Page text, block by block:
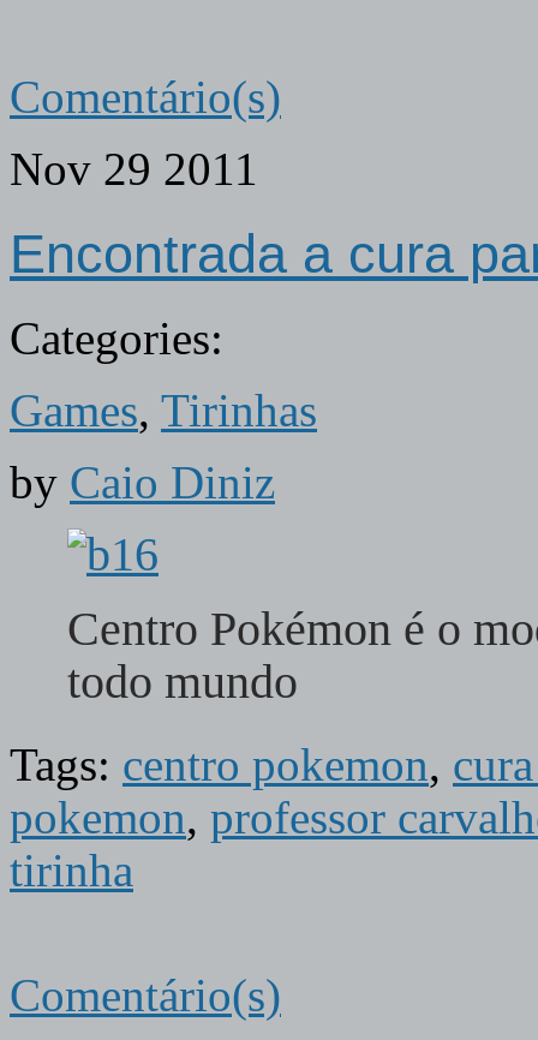
Comentário(s)
Nov 29 2011
Encontrada a cura
Categories:
Games, Tirinhas
by Caio Diniz
Centro Pokémon é o
todo mundo
Tags: centro pokemon,
pokemon, professor
tirinha
Comentário(s)